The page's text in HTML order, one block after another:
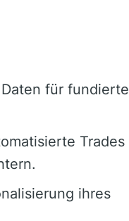
für fundierte
Trades
ihres